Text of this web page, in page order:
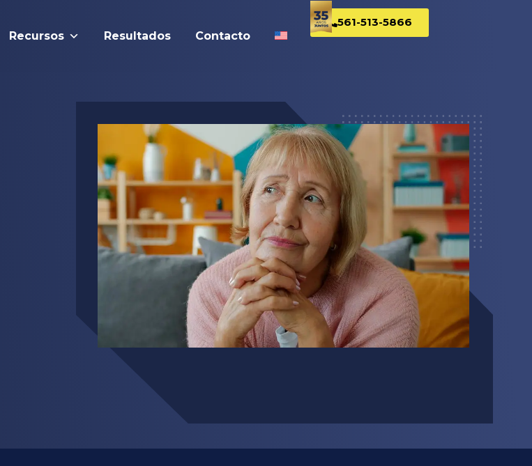
Recursos Resultados Contacto
561-513-5866